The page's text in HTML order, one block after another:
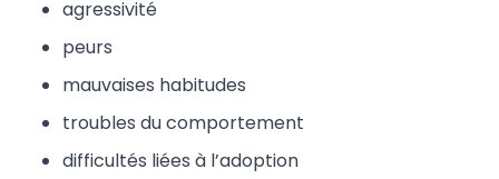
agressivité
peurs
mauvaises habitudes
troubles du comportement
difficultés liées à l’adoption